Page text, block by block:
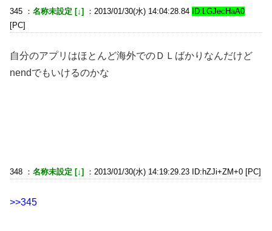
345 ： 名称未設定 [↓] ：2013/01/30(水) 14:04:28.84
ID:LGJecHaA0
[PC]
自分のアプリはほとんど海外でのＤＬばかりなんだけど
nendでもいけるのかな
348 ： 名称未設定 [↓] ：2013/01/30(水) 14:19:29.23 ID:hZJi+ZM+0 [PC]
>>345